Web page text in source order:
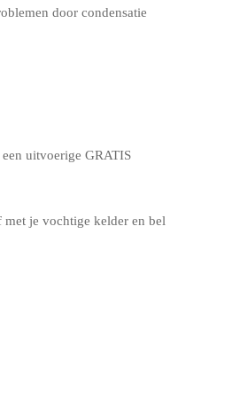
door condensatie
uitvoerige GRATIS
je vochtige kelder en bel